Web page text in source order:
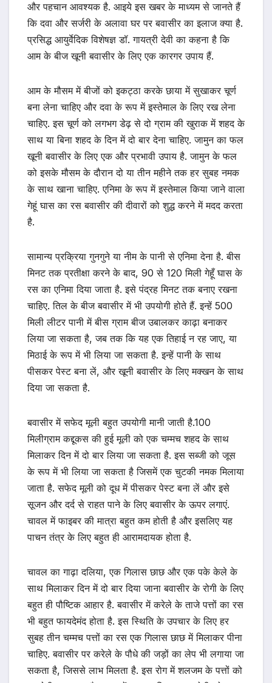
और पहचान आवश्यक है. आइये इस खबर के माध्यम से जानते हैं
कि दवा और सर्जरी के अलावा घर पर बवासीर का इलाज क्या है.
प्रसिद्ध आयुर्वेदिक विशेषज्ञ डॉ. गायत्री देवी का कहना है कि
आम के बीज खूनी बवासीर के लिए एक कारगर उपाय हैं.
आम के मौसम में बीजों को इकट्ठा करके छाया में सुखाकर चूर्ण
बना लेना चाहिए और दवा के रूप में इस्तेमाल के लिए रख लेना
चाहिए. इस चूर्ण को लगभग डेढ़ से दो ग्राम की खुराक में शहद के
साथ या बिना शहद के दिन में दो बार देना चाहिए. जामुन का फल
खूनी बवासीर के लिए एक और प्रभावी उपाय है. जामुन के फल
को इसके मौसम के दौरान दो या तीन महीने तक हर सुबह नमक
के साथ खाना चाहिए. एनिमा के रूप में इस्तेमाल किया जाने वाला
गेहूं घास का रस बवासीर की दीवारों को शुद्ध करने में मदद करता
है.
सामान्य प्रक्रिया गुनगुने या नीम के पानी से एनिमा देना है. बीस
मिनट तक प्रतीक्षा करने के बाद, 90 से 120 मिली गेहूँ घास के
रस का एनिमा दिया जाता है. इसे पंद्रह मिनट तक बनाए रखना
चाहिए. तिल के बीज बवासीर में भी उपयोगी होते हैं. इन्हें 500
मिली लीटर पानी में बीस ग्राम बीज उबालकर काढ़ा बनाकर
लिया जा सकता है, जब तक कि यह एक तिहाई न रह जाए, या
मिठाई के रूप में भी लिया जा सकता है. इन्हें पानी के साथ
पीसकर पेस्ट बना लें, और खूनी बवासीर के लिए मक्खन के साथ
दिया जा सकता है.
बवासीर में सफेद मूली बहुत उपयोगी मानी जाती है.100
मिलीग्राम कद्दूकस की हुई मूली को एक चम्मच शहद के साथ
मिलाकर दिन में दो बार लिया जा सकता है. इस सब्जी को जूस
के रूप में भी लिया जा सकता है जिसमें एक चुटकी नमक मिलाया
जाता है. सफेद मूली को दूध में पीसकर पेस्ट बना लें और इसे
सूजन और दर्द से राहत पाने के लिए बवासीर के ऊपर लगाएं.
चावल में फाइबर की मात्रा बहुत कम होती है और इसलिए यह
पाचन तंत्र के लिए बहुत ही आरामदायक होता है.
चावल का गाढ़ा दलिया, एक गिलास छाछ और एक पके केले के
साथ मिलाकर दिन में दो बार दिया जाना बवासीर के रोगी के लिए
बहुत ही पौष्टिक आहार है. बवासीर में करेले के ताजे पत्तों का रस
भी बहुत फायदेमंद होता है. इस स्थिति के उपचार के लिए हर
सुबह तीन चम्मच पत्तों का रस एक गिलास छाछ में मिलाकर पीना
चाहिए. बवासीर पर करेले के पौधे की जड़ों का लेप भी लगाया जा
सकता है, जिससे लाभ मिलता है. इस रोग में शलजम के पत्तों को